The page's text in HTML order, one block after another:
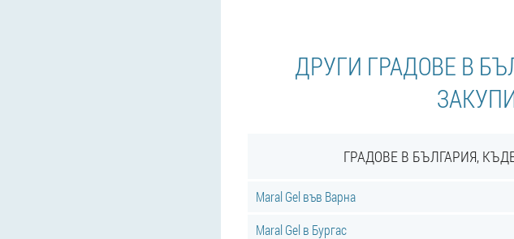
ДРУГИ ГРАДОВЕ В
ГРАДОВЕ В БЪЛГАРИЯ,
Maral Gel във Варна
Maral Gel в Бургас